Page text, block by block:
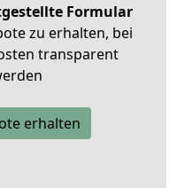
Formular
zu erhalten, bei
transparent
erhalten